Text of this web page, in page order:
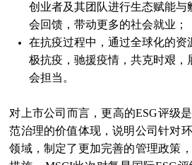
创业者及其团队进行生态赋能与
会回馈，带动更多的社会就业；
在抗疫过程中，通过全球化的资
极抗疫，驰援疫情，共克时艰，
会担当。
对上市公司而言，更高的ESG评级
范治理的价值体现，说明公司针对
领域，制定了更加完善的管理政策